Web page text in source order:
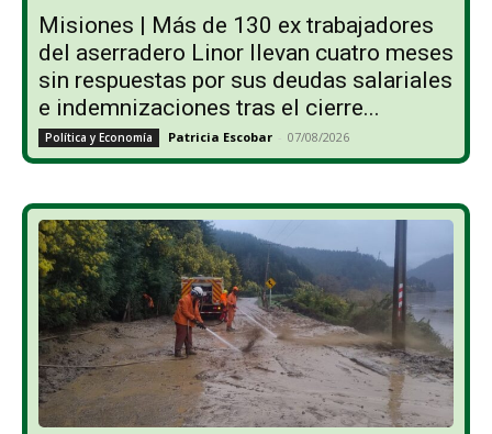
Misiones | Más de 130 ex trabajadores
del aserradero Linor llevan cuatro meses
sin respuestas por sus deudas salariales
e indemnizaciones tras el cierre...
Política y Economía Patricia Escobar - 07/08/2026